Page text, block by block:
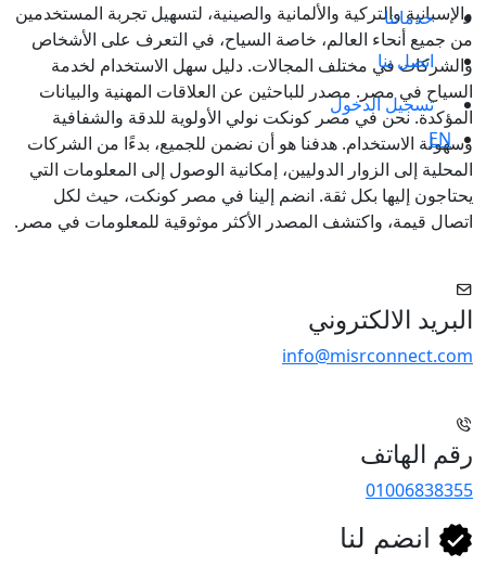
خدماتنا
اتصل بنا
تسجيل الدخول
EN
والإسبانية والتركية والألمانية والصينية، لتسهيل تجربة المستخدمين
من جميع أنحاء العالم، خاصة السياح، في التعرف على الأشخاص
والشركات في مختلف المجالات. دليل سهل الاستخدام لخدمة
السياح في مصر. مصدر للباحثين عن العلاقات المهنية والبيانات
المؤكدة. نحن في مصر كونكت نولي الأولوية للدقة والشفافية
وسهولة الاستخدام. هدفنا هو أن نضمن للجميع، بدءًا من الشركات
المحلية إلى الزوار الدوليين، إمكانية الوصول إلى المعلومات التي
يحتاجون إليها بكل ثقة. انضم إلينا في مصر كونكت، حيث لكل
اتصال قيمة، واكتشف المصدر الأكثر موثوقية للمعلومات في مصر.
البريد الالكتروني
info@misrconnect.com
رقم الهاتف
01006838355
انضم لنا